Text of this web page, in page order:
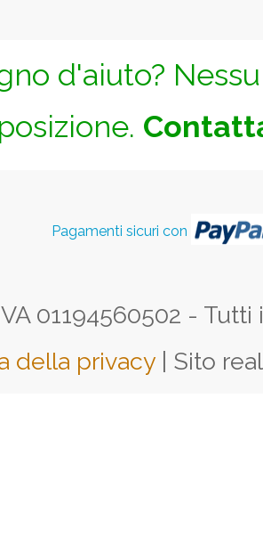
d'aiuto?
Pagamenti sicuri con
01194560502 -
della privacy | Sito